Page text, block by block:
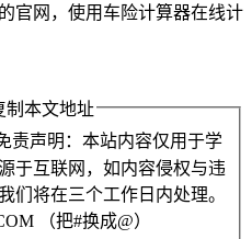
官网，使用车险计算器在线计
制本文地址
责声明：本站内容仅用于学
于互联网，如内容侵权与违
们将在三个工作日内处理。
（把#换成@）